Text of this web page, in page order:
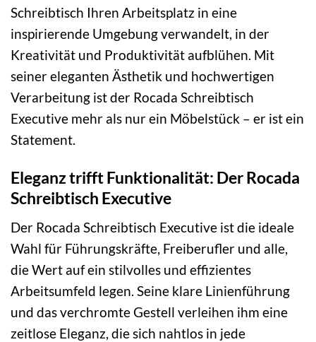
Schreibtisch Ihren Arbeitsplatz in eine
inspirierende Umgebung verwandelt, in der
Kreativität und Produktivität aufblühen. Mit
seiner eleganten Ästhetik und hochwertigen
Verarbeitung ist der Rocada Schreibtisch
Executive mehr als nur ein Möbelstück – er ist ein
Statement.
Eleganz trifft Funktionalität: Der Rocada
Schreibtisch Executive
Der Rocada Schreibtisch Executive ist die ideale
Wahl für Führungskräfte, Freiberufler und alle,
die Wert auf ein stilvolles und effizientes
Arbeitsumfeld legen. Seine klare Linienführung
und das verchromte Gestell verleihen ihm eine
zeitlose Eleganz, die sich nahtlos in jede